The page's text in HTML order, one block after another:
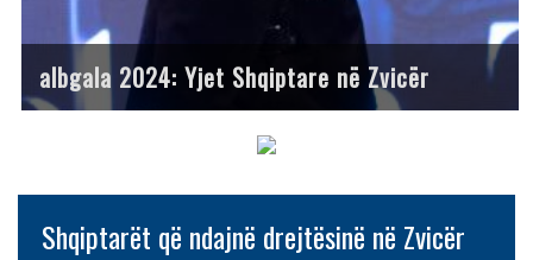
albgala 2024: Yjet Shqiptare në Zvicër
Shqiptarët që ndajnë drejtësinë në Zvicër